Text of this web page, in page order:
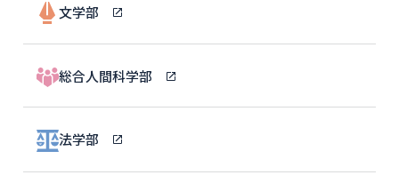
文学部
総合人間科学部
法学部